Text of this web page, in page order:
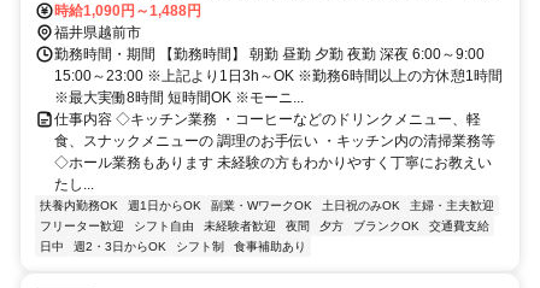
駅
時給1,090円～1,488円
福井県越前市
勤務時間・期間 【勤務時間】 朝勤 昼勤 夕勤 夜勤 深夜 6:00～9:00
15:00～23:00 ※上記より1日3h～OK ※勤務6時間以上の方休憩1時間
※最大実働8時間 短時間OK ※モーニ...
仕事内容 ◇キッチン業務 ・コーヒーなどのドリンクメニュー、軽
食、スナックメニューの 調理のお手伝い ・キッチン内の清掃業務等
◇ホール業務もあります 未経験の方もわかりやすく丁寧にお教えい
たし...
扶養内勤務OK 週1日からOK 副業・WワークOK 土日祝のみOK
主婦・主夫歓迎
フリーター歓迎
シフト自由 未経験者歓迎 夜間 夕方 ブランクOK
交通費支給
日中
週2・3日からOK シフト制 食事補助あり